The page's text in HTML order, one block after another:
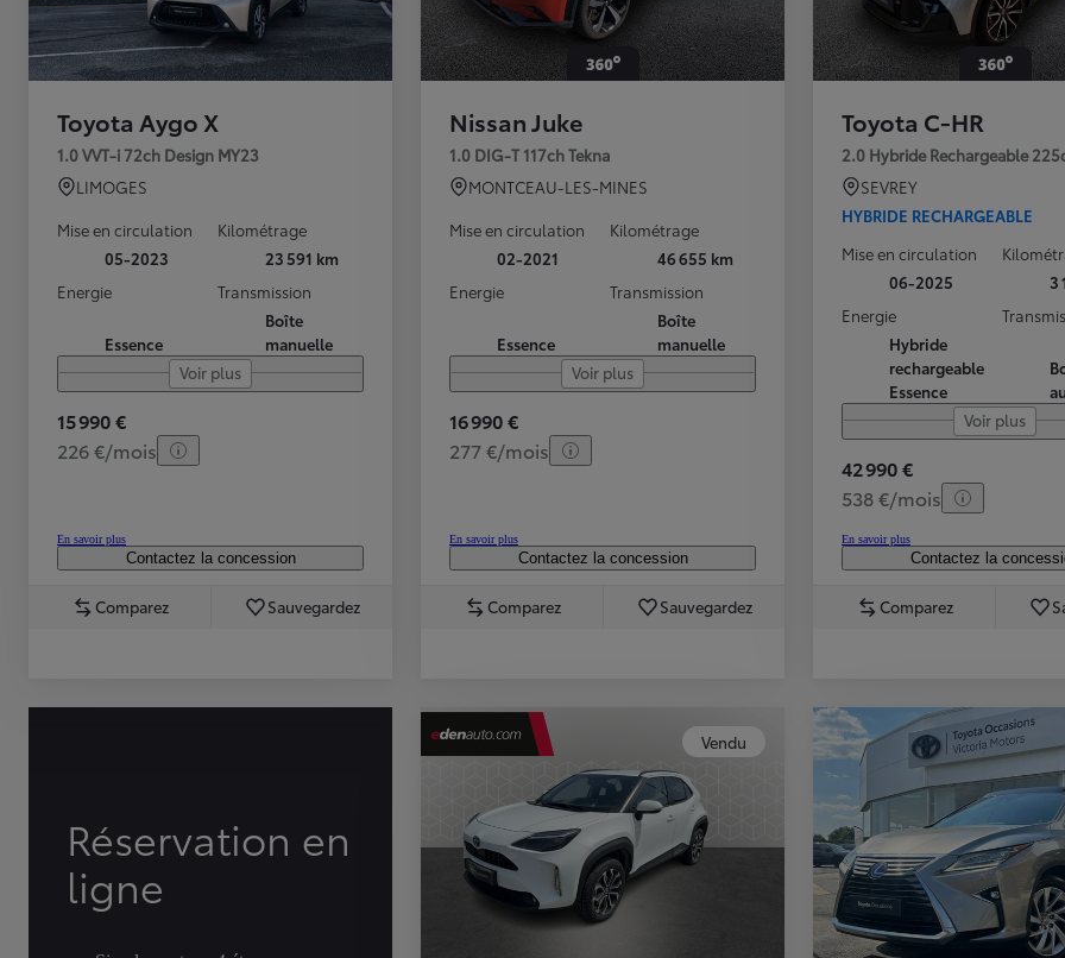
TOYOTA C-HR
Toyota Aygo X
1.0 VVT-i 72ch Design MY23
LIMOGES
Mise en circulation
05-2023
Kilométrage
23 591 km
Energie
Essence
Transmission
Boîte
manuelle
Voir plus
15 990 €
226 €/mois
En savoir plus
Contactez la concession
Comparez Sauvegardez
Nissan Juke
1.0 DIG-T 117ch Tekna
MONTCEAU-LES-MINES
Mise en circulation
02-2021
Kilométrage
46 655 km
Energie
Essence
Transmission
Boîte
manuelle
Voir plus
16 990 €
277 €/mois
En savoir plus
Contactez la concession
Comparez Sauvegardez
Toyota C-HR
2.0 Hybride Rechargeable
SEVREY
HYBRIDE RECHARGEABLE
Mise en circulation
06-2025
3
Energie
Hybride
rechargeable
Essence
Voir plus
42 990 €
538 €/mois
En savoir plus
Contactez la
Comparez
Réservation en
ligne
Vendu